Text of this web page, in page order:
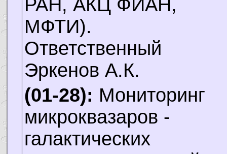
РАН, АКЦ ФИАН,
МФТИ).
Ответственный
Эркенов А.К.
(01-28): Мониторинг
микроквазаров -
галактических